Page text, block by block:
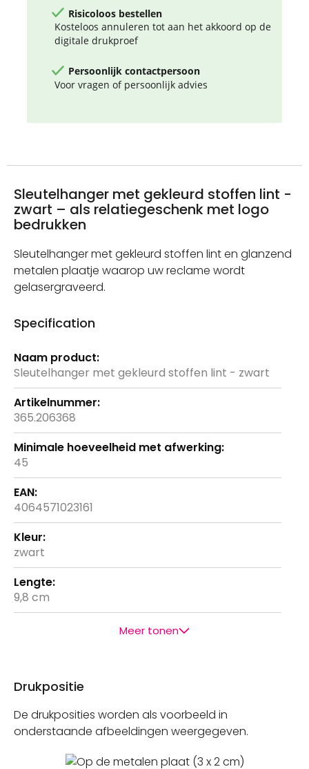
Risicoloos bestellen
Kosteloos annuleren tot aan het akkoord op de
digitale drukproef
Persoonlijk contactpersoon
Voor vragen of persoonlijk advies
Sleutelhanger met gekleurd stoffen lint -
zwart – als relatiegeschenk met logo
bedrukken
Sleutelhanger met gekleurd stoffen lint en glanzend
metalen plaatje waarop uw reclame wordt
gelasergraveerd.
Specification
Meer
informatie
Sleutelhanger met gekleurd stoffen lint - zwart
365.206368
45
4064571023161
zwart
9,8 cm
Meer tonen
Drukpositie
De drukposities worden als voorbeeld in
onderstaande afbeeldingen weergegeven.